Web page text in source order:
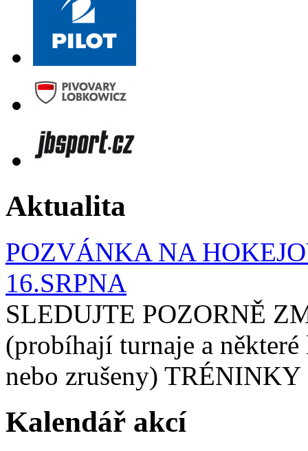
Aktualita
POZVÁNKA NA
16.SRPNA
SLEDUJTE POZORNĚ
(probíhají turnaje a
nebo zrušeny)
Kalendář akcí